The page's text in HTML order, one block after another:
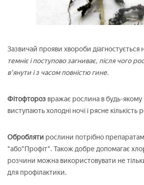
Зазвичай прояви хвороби діагностується
темніє і поступово загниває, після чого
в'янути і з часом повністю гине.
Фітофтороз вражає рослина в будь-якому
виступають холодні ночі і рясне кількість
Обробляти рослини потрібно
"або"Профіт". Також добре допомагає
розчини можна використовувати не
для профілактики.